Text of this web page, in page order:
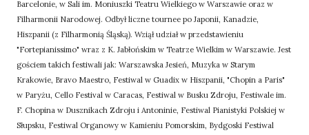
Barcelonie, w Sali im. Moniuszki Teatru Wielkiego w Warszawie oraz w
Filharmonii Narodowej. Odbył liczne tournee po Japonii, Kanadzie,
Hiszpanii (z Filharmonią Śląską). Wziął udział w przedstawieniu
"Fortepianissimo" wraz z K. Jabłońskim w Teatrze Wielkim w Warszawie. Jest
gościem takich festiwali jak: Warszawska Jesień, Muzyka w Starym
Krakowie, Bravo Maestro, Festiwal w Guadix w Hiszpanii, "Chopin a Paris"
w Paryżu, Cello Festival w Caracas, Festiwal w Busku Zdroju, Festiwale im.
F. Chopina w Dusznikach Zdroju i Antoninie, Festiwal Pianistyki Polskiej w
Słupsku, Festiwal Organowy w Kamieniu Pomorskim, Bydgoski Festiwal